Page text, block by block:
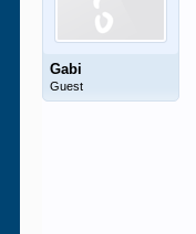
Gabi
Guest